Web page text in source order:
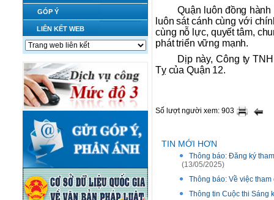
GÓP Ý
LIÊN KẾT WEB
Quận luôn đồng
luôn sát cánh cùng với
cùng nỗ lực, quyết tâm,
phát triển vững mạnh.
Dịp này, Công ty
Tỵ của Quận 12.
Số lượt người xem: 903
TIN MỚI HƠN
Thông báo: Đăng ký
(13/05/2025)
Thông báo: Về việc
Thông tin Cuộc thi Sáng